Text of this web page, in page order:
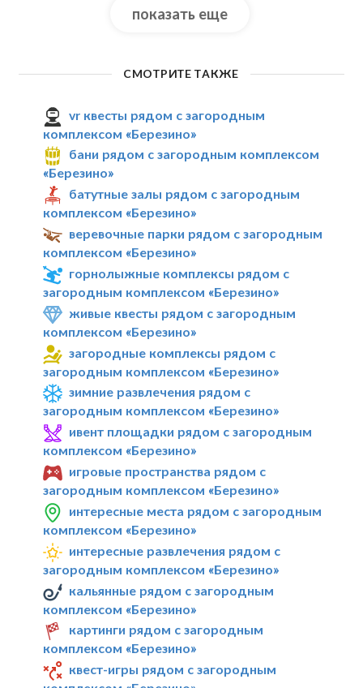
показать еще
СМОТРИТЕ ТАКЖЕ
vr квесты рядом с загородным
комплексом «Березино»
бани рядом с загородным комплексом
«Березино»
батутные залы рядом с загородным
комплексом «Березино»
веревочные парки рядом с загородным
комплексом «Березино»
горнолыжные комплексы рядом с
загородным комплексом «Березино»
живые квесты рядом с загородным
комплексом «Березино»
загородные комплексы рядом с
загородным комплексом «Березино»
зимние развлечения рядом с
загородным комплексом «Березино»
ивент площадки рядом с загородным
комплексом «Березино»
игровые пространства рядом с
загородным комплексом «Березино»
интересные места рядом с загородным
комплексом «Березино»
интересные развлечения рядом с
загородным комплексом «Березино»
кальянные рядом с загородным
комплексом «Березино»
картинги рядом с загородным
комплексом «Березино»
квест-игры рядом с загородным